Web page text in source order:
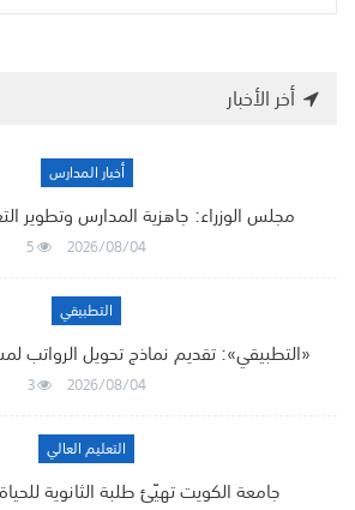
أخر الأخبار
أخبار المدارس
مجلس الوزراء: جاهزية المدارس وتطوير
2026/08/04
5
التطبيقي
«التطبيقي»: تقديم نماذج تحويل الرواتب
2026/08/04
3
التعليم العالي
جامعة الكويت تهيّئ طلبة الثانوية